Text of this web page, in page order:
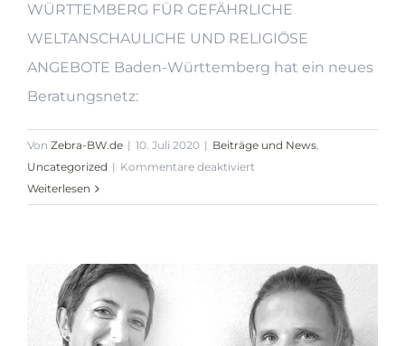
WÜRTTEMBERG FÜR GEFÄHRLICHE
WELTANSCHAULICHE UND RELIGIÖSE
ANGEBOTE Baden-Württemberg hat ein neues
Beratungsnetz:
Von Zebra-BW.de | 10. Juli 2020 | Beiträge und News,
Uncategorized | Kommentare deaktiviert
Baden-
Weiterlesen